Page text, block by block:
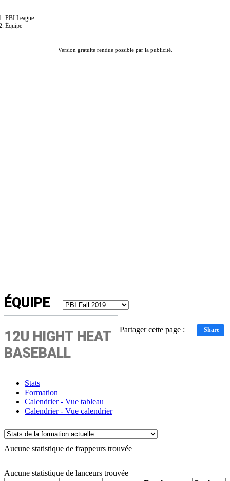
PBI League
Équipe
Version gratuite rendue possible par la publicité.
ÉQUIPE
Partager cette page : Share
12U HIGHT HEAT
BASEBALL
Stats
Formation
Calendrier - Vue tableau
Calendrier - Vue calendrier
Aucune statistique de frappeurs trouvée
Aucune statistique de lanceurs trouvée